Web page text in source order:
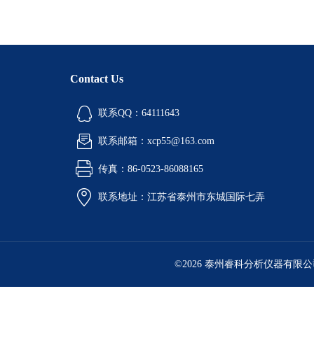
Contact Us
联系QQ：64111643
联系邮箱：xcp55@163.com
传真：86-0523-86088165
联系地址：江苏省泰州市东城国际七弄
©2026 泰州睿科分析仪器有限